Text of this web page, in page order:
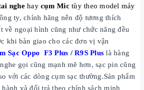
nghehay cụm Mictùy theo model máy
ty, chính hãng nên độ tương thích
về ngoại hình cũng như chức năng đều
khi bàn giao cho các đơn vị vận
Sạc Oppo F3 Plus / R9S Plus là hàng
gọi cũng mạnh mẽ hơn, sạc pin cũng
với các dòng cụm sạc thường.Sản phẩm
và đổi trả theo chính sách minh